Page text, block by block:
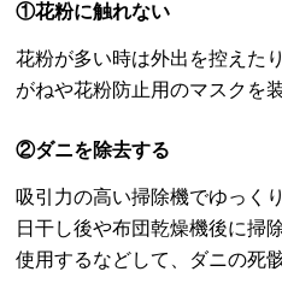
①花粉に触れない
花粉が多い時は外出を控えた
がねや花粉防止用のマスクを
②ダニを除去する
吸引力の高い掃除機でゆっく
日干し後や布団乾燥機後に掃
使用するなどして、ダニの死